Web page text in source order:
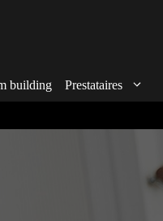
building Prestataires